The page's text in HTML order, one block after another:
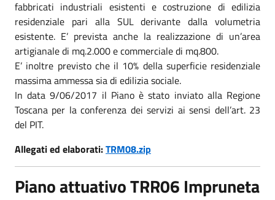
fabbricati industriali esistenti e costruzione di edilizia
residenziale pari alla SUL derivante dalla volumetria
esistente. E’ prevista anche la realizzazione di un’area
artigianale di mq.2.000 e commerciale di mq.800.
E’ inoltre previsto che il 10% della superficie residenziale
massima ammessa sia di edilizia sociale.
In data 9/06/2017 il Piano è stato inviato alla Regione
Toscana per la conferenza dei servizi ai sensi dell’art. 23
del PIT.
Allegati ed elaborati:TRM08.zip
Piano attuativo TRR06 Impruneta